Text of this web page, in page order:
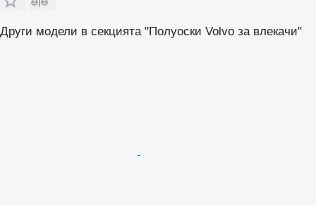
Други модели в секцията "Полуоски Volvo за влекачи"